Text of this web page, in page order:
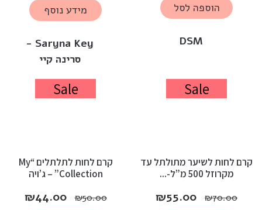
DSM
הוספה לסל
Saryna Key -
סרינה קיי
מידע נוסף
Sale
קרם לחות לשיער מתולתל עד
מקרוזל 500 מ”ל-...
₪70.00
₪55.00
Sale
קרם לחות לתלתלים “My
Collection” – ג’ויה
₪50.00
₪44.00